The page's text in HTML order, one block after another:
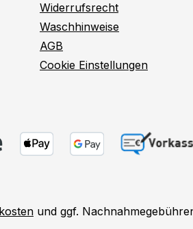
Widerrufsrecht
Waschhinweise
AGB
Cookie Einstellungen
und ggf.